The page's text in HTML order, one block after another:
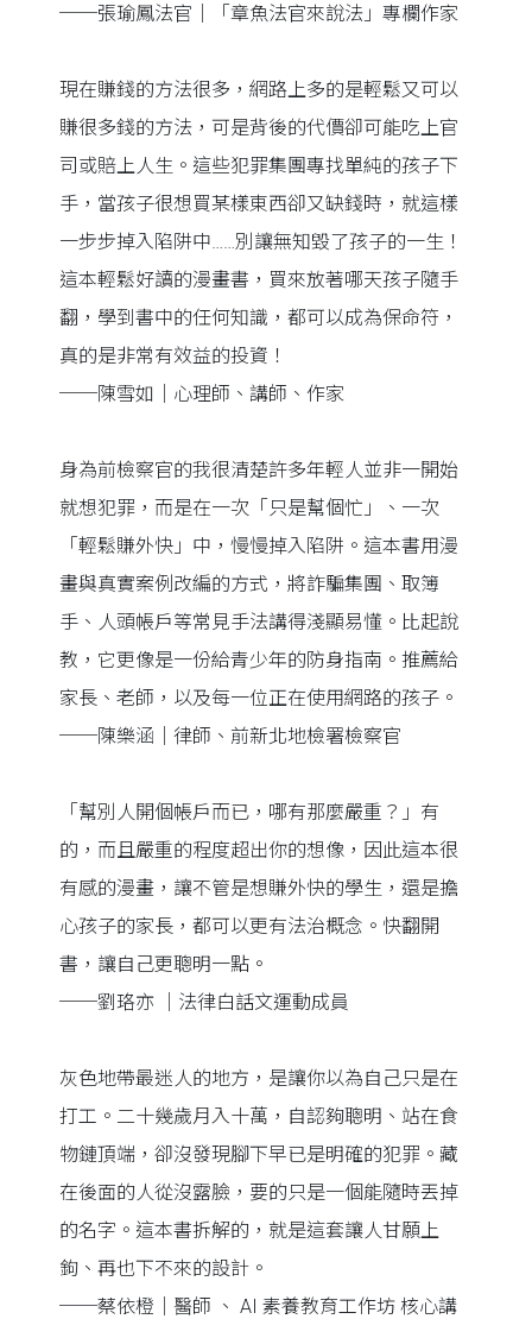
──張瑜鳳法官｜「章魚法官來說法」專欄作家
現在賺錢的方法很多，網路上多的是輕鬆又可以
賺很多錢的方法，可是背後的代價卻可能吃上官
司或賠上人生。這些犯罪集團專找單純的孩子下
手，當孩子很想買某樣東西卻又缺錢時，就這樣
一步步掉入陷阱中……別讓無知毀了孩子的一生！
這本輕鬆好讀的漫畫書，買來放著哪天孩子隨手
翻，學到書中的任何知識，都可以成為保命符，
真的是非常有效益的投資！
──陳雪如｜心理師、講師、作家
身為前檢察官的我很清楚許多年輕人並非一開始
就想犯罪，而是在一次「只是幫個忙」、一次
「輕鬆賺外快」中，慢慢掉入陷阱。這本書用漫
畫與真實案例改編的方式，將詐騙集團、取簿
手、人頭帳戶等常見手法講得淺顯易懂。比起說
教，它更像是一份給青少年的防身指南。推薦給
家長、老師，以及每一位正在使用網路的孩子。
──陳樂涵｜律師、前新北地檢署檢察官
「幫別人開個帳戶而已，哪有那麼嚴重？」有
的，而且嚴重的程度超出你的想像，因此這本很
有感的漫畫，讓不管是想賺外快的學生，還是擔
心孩子的家長，都可以更有法治概念。快翻開
書，讓自己更聰明一點。
──劉珞亦 ｜法律白話文運動成員
灰色地帶最迷人的地方，是讓你以為自己只是在
打工。二十幾歲月入十萬，自認夠聰明、站在食
物鏈頂端，卻沒發現腳下早已是明確的犯罪。藏
在後面的人從沒露臉，要的只是一個能隨時丟掉
的名字。這本書拆解的，就是這套讓人甘願上
鉤、再也下不來的設計。
──蔡依橙｜醫師 、 AI 素養教育工作坊 核心講